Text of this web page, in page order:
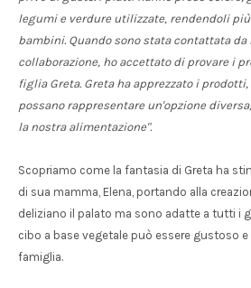
legumi e verdure utilizzate, rendendoli
bambini. Quando sono stata contattata
collaborazione, ho accettato di provare i
figlia Greta. Greta ha apprezzato i
possano rappresentare un'opzione
la nostra alimentazione".
Scopriamo come la fantasia di Greta ha
di sua mamma, Elena, portando alla
deliziano il palato ma sono adatte a tutti i
cibo a base vegetale può essere gustoso
famiglia.